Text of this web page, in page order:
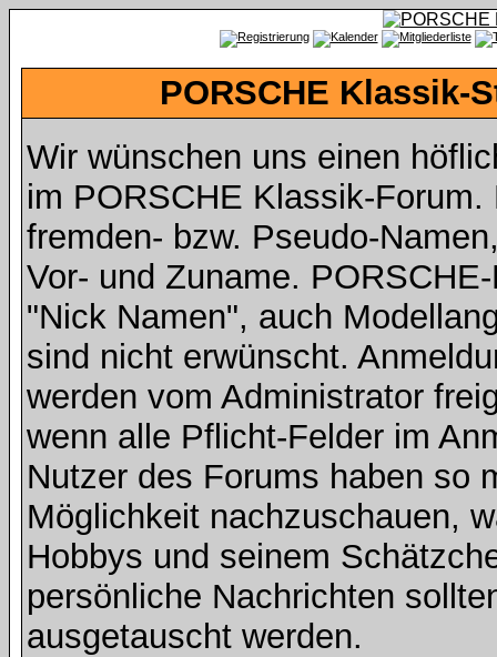
PORSCHE Klassik-
Wir wünschen uns einen
im PORSCHE Klassik-
fremden- bzw. Pseudo-
Vor- und Zuname.
"Nick Namen", auch
sind nicht erwünscht.
werden vom Administrator
wenn alle Pflicht-Felder im
Nutzer des Forums haben so
Möglichkeit nachzuschauen,
Hobbys und seinem
persönliche Nachrichten
ausgetauscht werden.